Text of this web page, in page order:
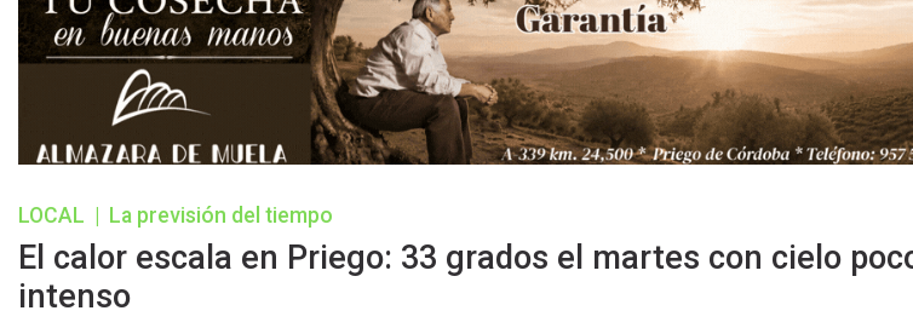
LOCAL La previsión del tiempo
El calor escala en Priego: 33 grados el martes con cielo
intenso